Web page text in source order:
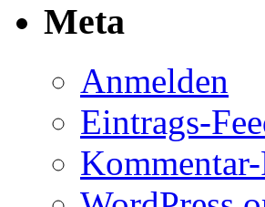
Meta
Anmelden
Eintrags-
Kommentar-